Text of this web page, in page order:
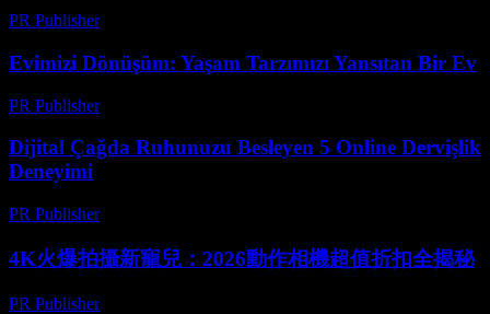
PR Publisher-
Evimizi Dönüşüm: Yaşam Tarzımızı Yansıtan Bir Ev
PR Publisher-
Dijital Çağda Ruhunuzu Besleyen 5 Online Dervişlik
Deneyimi
PR Publisher-
4K火爆拍攝新寵兒：2026動作相機超值折扣全揭秘
PR Publisher-